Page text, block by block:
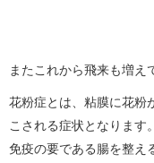
またこれから飛来も増え
花粉症とは、粘膜に花粉
こされる症状となります。
免疫の要である腸を整え